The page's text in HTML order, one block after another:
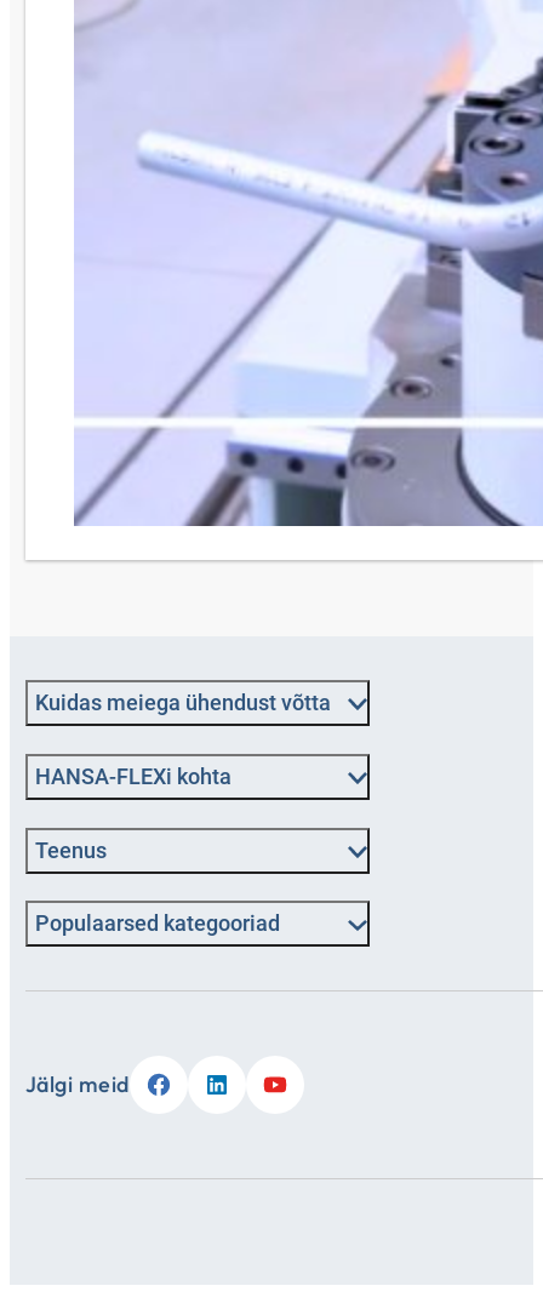
Kuidas meiega ühendust võtta
HANSA-FLEXi kohta
Teenus
Populaarsed kategooriad
Jälgi meid